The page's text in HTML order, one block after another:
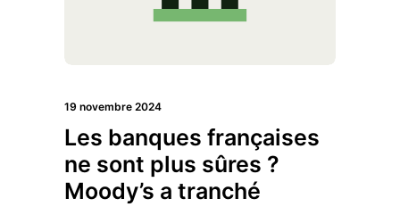
19 novembre 2024
Les banques françaises
ne sont plus sûres ?
Moody’s a tranché